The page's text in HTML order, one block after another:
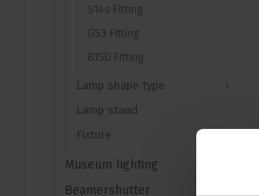
S14s Fitting
G53 Fitting
B15D Fitting
Lamp shape type
Lamp stand
Fixture
Museum lighting
Beamershutter